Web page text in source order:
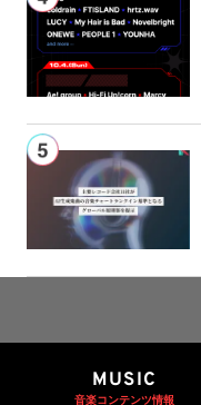
MUSIC
音楽コンテンツ情報